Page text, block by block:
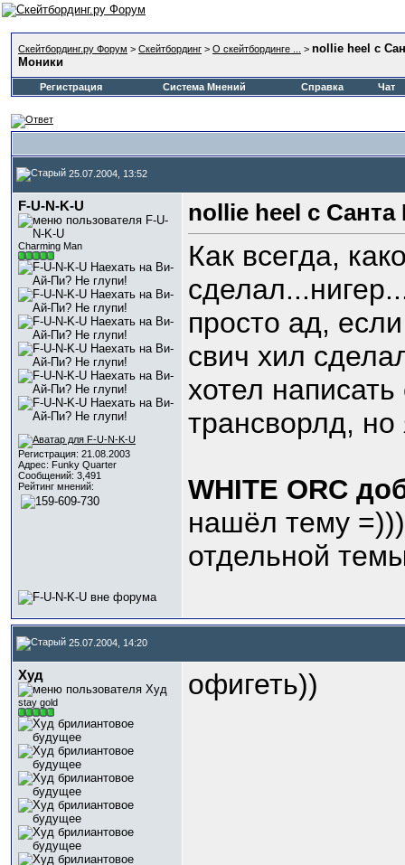
Скейтбординг.ру Форум > Скейтбординг > О скейтбординге ... > nollie heel с
Моники
Регистрация Система Мнений Справка Чат
25.07.2004, 13:52
F-U-N-K-U
Charming Man
Регистрация: 21.08.2003
Адрес: Funky Quarter
Сообщений: 3,491
Рейтинг мнений:
nollie heel с
Как всегда,
просто ад,
свич хил
хотел
трансворлд,
WHITE ORC
нашёл тему
отдельной
25.07.2004, 14:20
Худ
stay gold
офигеть))